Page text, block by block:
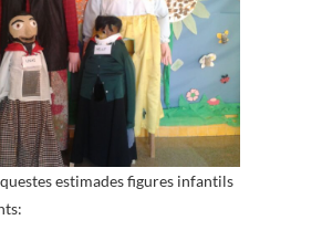
estimades figures infantils